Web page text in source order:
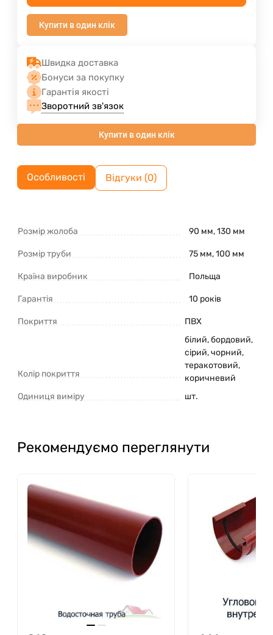
Купити в один клік
Швидка доставка
Бонуси за покупку
Гарантія якості
Зворотний зв'язок
Купити в один клік
Особливості Відгуки (0)
Розмір жолоба 90 мм, 130 мм
Розмір труби 75 мм, 100 мм
Країна виробник Польща
Гарантія 10 років
Покриття ПВХ
Колір покриття
білий,бордовий,
сірий,чорний,
теракотовий,
коричневий
Одиниця виміру
шт.
Рекомендуємо переглянути